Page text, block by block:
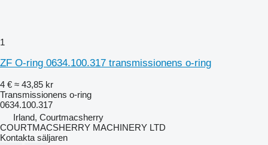
1
ZF O-ring 0634.100.317 transmissionens o-ring
4 € ≈ 43,85 kr
Transmissionens o-ring
0634.100.317
Irland, Courtmacsherry
COURTMACSHERRY MACHINERY LTD
Kontakta säljaren